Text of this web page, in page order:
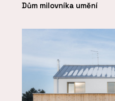
Dům milovníka umění